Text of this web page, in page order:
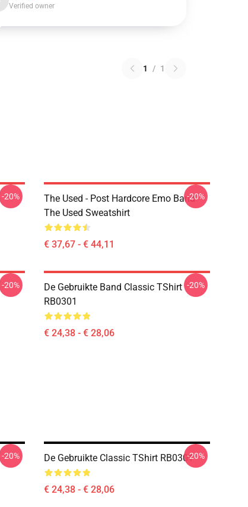
Verified owner
1 / 1
-20%
The Used - Post Hardcore Emo Band
The Used Sweatshirt
€ 37,67 - € 44,11
-20%
-20%
De Gebruikte Band Classic TShirt
RB0301
€ 24,38 - € 28,06
-20%
-20% De Gebruikte Classic TShirt RB0301
€ 24,38 - € 28,06
-20%